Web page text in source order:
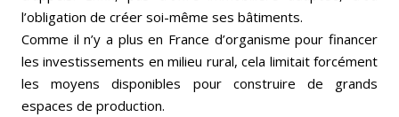
l’obligation de créer soi-même ses bâtiments.
Comme il n’y a plus en France d’organisme pour financer
les investissements en milieu rural, cela limitait forcément
les moyens disponibles pour construire de grands
espaces de production.